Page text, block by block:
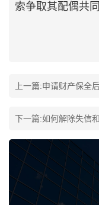
索争取其配偶共同
上一篇:申请财产保全
下一篇:如何解除失信